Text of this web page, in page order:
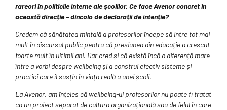
rareori în politicile interne ale școlilor. Ce face Avenor concret în
această direcție – dincolo de declarații de intenție?
Credem că sănătatea mintală a profesorilor începe să intre tot mai
mult în discursul public pentru că presiunea din educație a crescut
foarte mult în ultimii ani. Dar cred și că există încă o diferență mare
între a vorbi despre wellbeing și a construi efectiv sisteme și
practici care îl susțin în viața reală a unei școli.
La Avenor, am înțeles că wellbeing-ul profesorilor nu poate fi tratat
ca un proiect separat de cultura organizațională sau de felul în care